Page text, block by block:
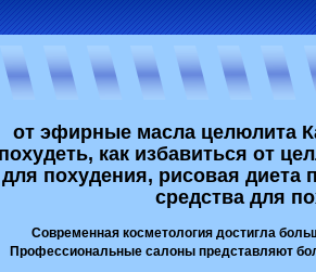
от эфирные масла целюлита
похудеть, как избавиться от
для похудения, рисовая диета
средства для
Современная косметология достигла
Профессиональные салоны представляют